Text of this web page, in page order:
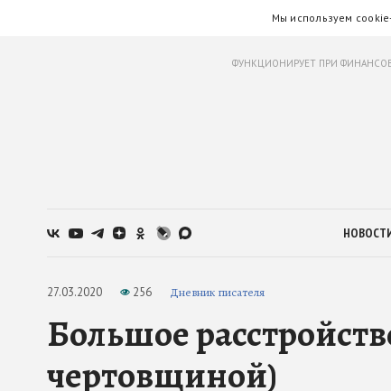
Мы используем
ФУНКЦИОНИРУЕТ ПРИ
27.03.2020 256 Дневник писателя
Большое
чертовщиной)